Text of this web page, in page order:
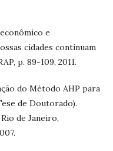
e
cidades continuam
p. 89-109, 2011.
do Método AHP para
de Doutorado).
de Janeiro,